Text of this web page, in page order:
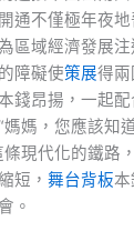
通不僅極年夜
區域經濟發展
障礙使策展得
錢昂揚，一起
媽媽，您應該知
現代化的鐵路
短，舞台背板
。